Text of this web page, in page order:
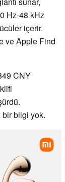
Hz-48 kHz
içerir.
ve Apple Find
CNY
bir bilgi yok.